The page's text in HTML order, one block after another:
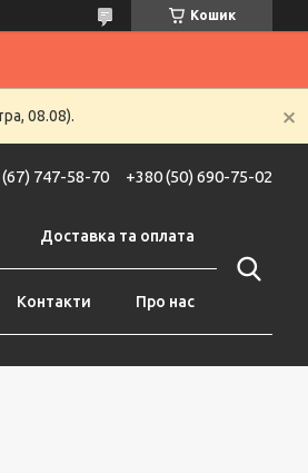
Кошик
08.08).
747-58-70 +380 (50) 690-75-02
Доставка та оплата
Контакти Про нас